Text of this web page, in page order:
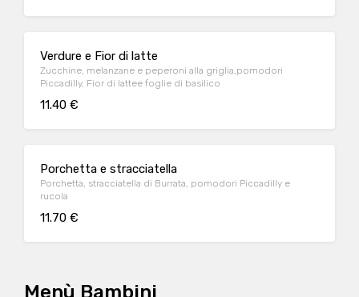
Verdure e Fior di latte
Zucchine, melanzane e peperoni alla griglia,pomodori
Piccadilly, Fior di lattee foglie di basilico
11.40 €
Porchetta e stracciatella
Porchetta, stracciatella di Burrata, pomodori Piccadilly e
rucola
11.70 €
Menù Bambini